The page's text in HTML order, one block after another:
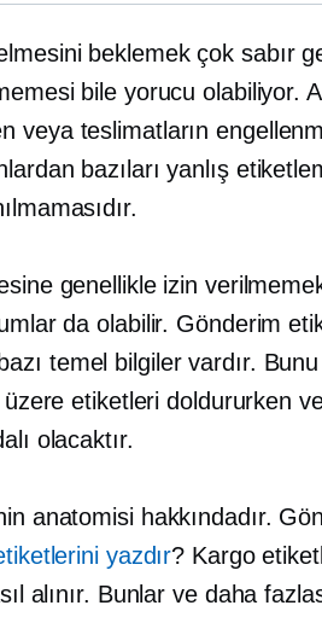
beklemek çok sabır
bile yorucu olabiliyor.
veya teslimatların
bazıları yanlış
genellikle izin
da olabilir. Gönderim
temel bilgiler vardır.
etiketleri doldururken
olacaktır.
anatomisi hakkındadır.
yazdır? Kargo
alınır. Bunlar ve daha